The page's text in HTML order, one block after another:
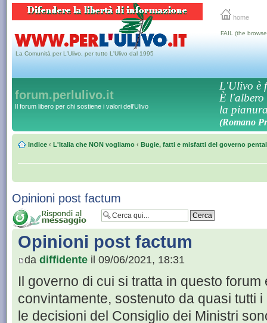
home
La Comunità per L'Ulivo, per tutto L'Ulivo dal 1995
FAIL (the
forum.perlulivo.it
Il forum libero per chi sostiene i valori dell'Ulivo
L'Ulivo è
È l'albero
la
(Romano
Indice ‹ L'Italia che NON vogliamo ‹ Bugie, fatti e misfatti del governo
Opinioni post factum
Opinioni post factum
da diffidente il 09/06/2021, 18:31
Il governo di cui si tratta in questo forum
convintamente, sostenuto da quasi tutti
le decisioni del Consiglio dei Ministri